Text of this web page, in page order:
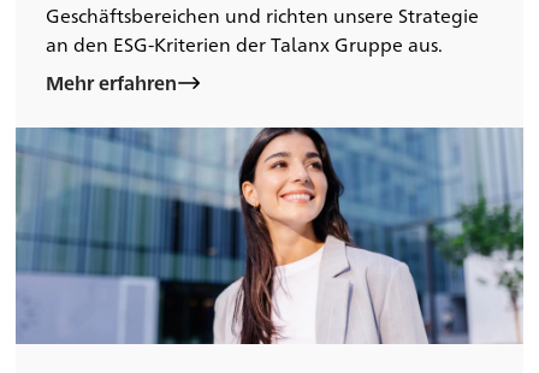
Geschäftsbereichen und richten unsere Strategie
an den ESG-Kriterien der Talanx Gruppe aus.
Mehr erfahren